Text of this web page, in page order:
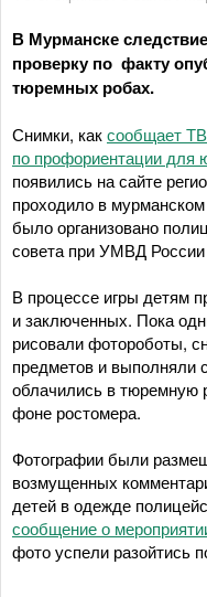
В Мурманске
проверку по факту
тюремных робах.
Снимки, каксообщает
по профориентации для
появились на сайте
проходило в
было организовано
совета при УМВД
В процессе игры детям
и заключенных. Пока
рисовали фотороботы,
предметов и выполняли
облачились в тюремную
фоне ростомера.
Фотографии были
возмущенных
детей в одежде
сообщение о
фото успели разойтись